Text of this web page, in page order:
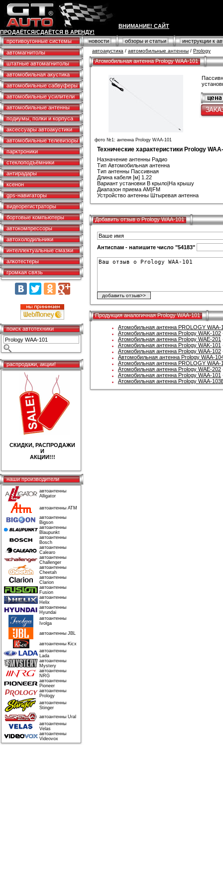
ВНИМАНИЕ! САЙТ
ПРОДАЁТСЯ/СДАЁТСЯ В АРЕНДУ!
противоугонные системы
новости обзоры и статьи
инструкции к
автомагнитолы
штатные автомагнитолы
автомобильная акустика
автомобильные сабвуферы
автомобильные усилители
автомобильные антенны
подиумы, полки и корпуса
аксессуары автоакустики
автомобильные телевизоры
парктроники
стеклоподъёмники
антирадары
ксенон
gps-навигаторы
видеорегистраторы
бортовые компьютеры
автокомпрессоры
автохолодильники
интеллектуальные смазки
алкотестеры
громкая связь
поиск автотехники
распродажи, акции!
СКИДКИ, РАСПРОДАЖИ
И
АКЦИИ!!!
наши производители
автоантенны
Alligator
автоантенны ATM
автоантенны
Bigson
автоантенны
Blaupunkt
автоантенны
Bosch
автоантенны
Calearo
автоантенны
Challenger
автоантенны
Cheetah
автоантенны
Clarion
автоантенны
Fusion
автоантенны
Helix
автоантенны
Hyundai
автоантенны
Ivolga
автоантенны JBL
автоантенны Kicx
автоантенны
Lada
автоантенны
Mystery
автоантенны
NRG
автоантенны
Pioneer
автоантенны
Prology
автоантенны
Stinger
автоантенны Ural
автоантенны
Velas
автоантенны
Videovox
автоакустика / автомобильные антенны / Prology
Атомобильная антенна Prology WAA-101
фото №1: антенна Prology WAA-101
Технические характеристики Prology
Назначение антенны Радио
Тип Автомобильная антенна
Тип антенны Пассивная
Длина кабеля [м] 1.22
Вариант установки В крыло|На крышу
Диапазон приема AM|FM
Устройство антенны Штыревая антенна
Добавить отзыв о Prology WAA-101
Антиспам - напишите число "54183"
Продукция аналогичная Prology WAA-101
Атомобильная антенна PROLOGY WAA-
Атомобильная антенна Prology WAK-102
Атомобильная антенна Prology WAE-201
Атомобильная антенна Prology WAK-101
Атомобильная антенна Prology WAA-102
Автомобильная антенна Prology WAA-
Атомобильная антенна PROLOGY WAA-
Атомобильная антенна Prology WAE-202
Атомобильная антенна Prology WAA-101
Атомобильная антенна Prology WAA-